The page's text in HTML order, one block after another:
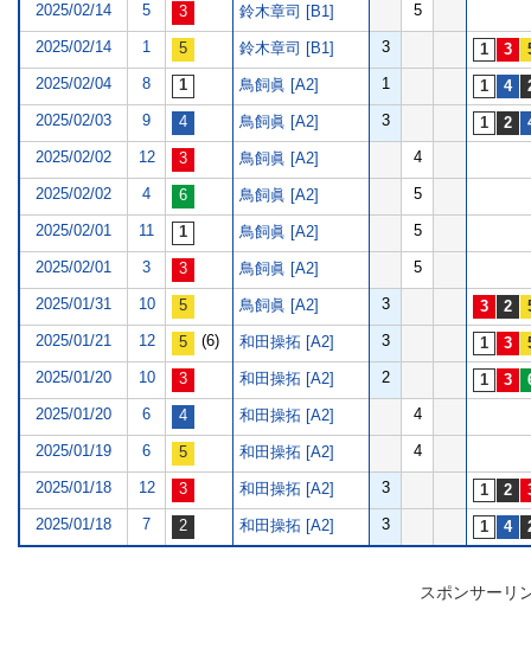
2025/02/14 5 鈴木章司 [B1] 5
2025/02/14 1 鈴木章司 [B1] 3
2025/02/04 8 鳥飼眞 [A2] 1
2025/02/03 9 鳥飼眞 [A2] 3
2025/02/02 12 鳥飼眞 [A2] 4
2025/02/02 4 鳥飼眞 [A2] 5
2025/02/01 11 鳥飼眞 [A2] 5
2025/02/01 3 鳥飼眞 [A2] 5
2025/01/31 10 鳥飼眞 [A2] 3
2025/01/21 12 (6) 和田操拓 [A2] 3
2025/01/20 10 和田操拓 [A2] 2
2025/01/20 6 和田操拓 [A2] 4
2025/01/19 6 和田操拓 [A2] 4
2025/01/18 12 和田操拓 [A2] 3
2025/01/18 7 和田操拓 [A2] 3
スポンサーリ